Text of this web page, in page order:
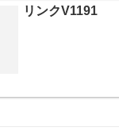
ず柔軟な働き方が求
チャルオフィスが適
リンクV1191